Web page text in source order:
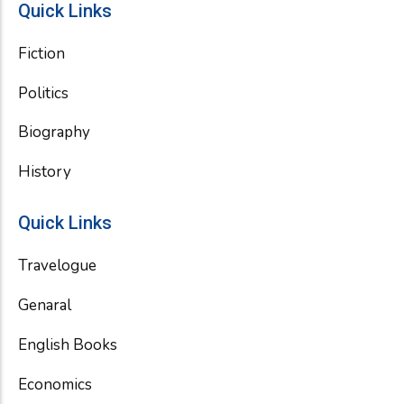
Quick Links
Fiction
Politics
Biography
History
Quick Links
Travelogue
Genaral
English Books
Economics